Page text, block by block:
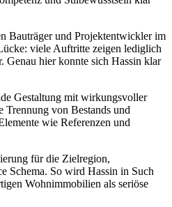
Bauträger und Projektentwickler im
viele Auftritte zeigen lediglich
Genau hier konnte sich Hassin klar
Gestaltung mit wirkungsvoller
Trennung von Bestands und
wie Referenzen und
für die Zielregion,
Schema. So wird Hassin in Such
Wohnimmobilien als seriöse